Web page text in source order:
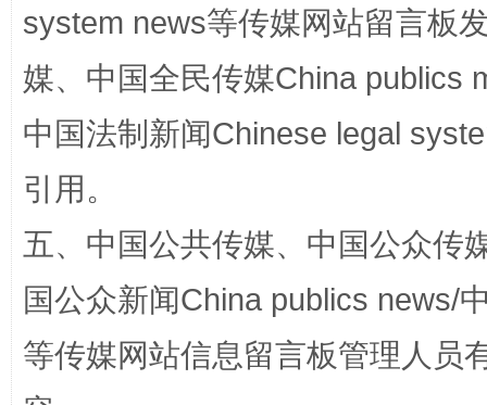
漫山遍野的桃花与雪山、麦地、白藏房 除
招工难、用工荒背后
system news等传媒网站留言板
媒、中国全民传媒China publics
中国法制新闻Chinese legal
引用。
五、中国公共传媒、中国公众传
国公众新闻China publics news/
等传媒网站信息留言板管理人员